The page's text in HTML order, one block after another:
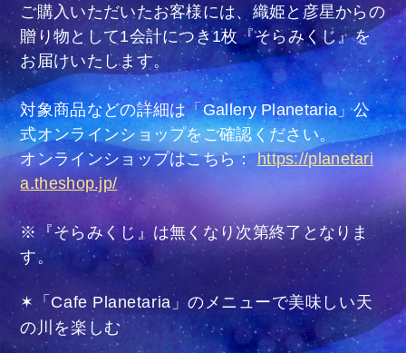
ご購入いただいたお客様には、織姫と彦星からの
贈り物として1会計につき1枚『そらみくじ』を
お届けいたします。
対象商品などの詳細は「Gallery Planetaria」公
式オンラインショップをご確認ください。
オンラインショップはこちら： https://planetari
a.theshop.jp/
※『そらみくじ』は無くなり次第終了となりま
す。
✶「Cafe Planetaria」のメニューで美味しい天
の川を楽しむ